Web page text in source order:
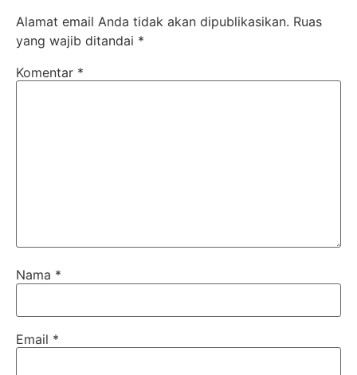
Alamat email Anda tidak akan dipublikasikan. Ruas
yang wajib ditandai *
Komentar *
Nama *
Email *